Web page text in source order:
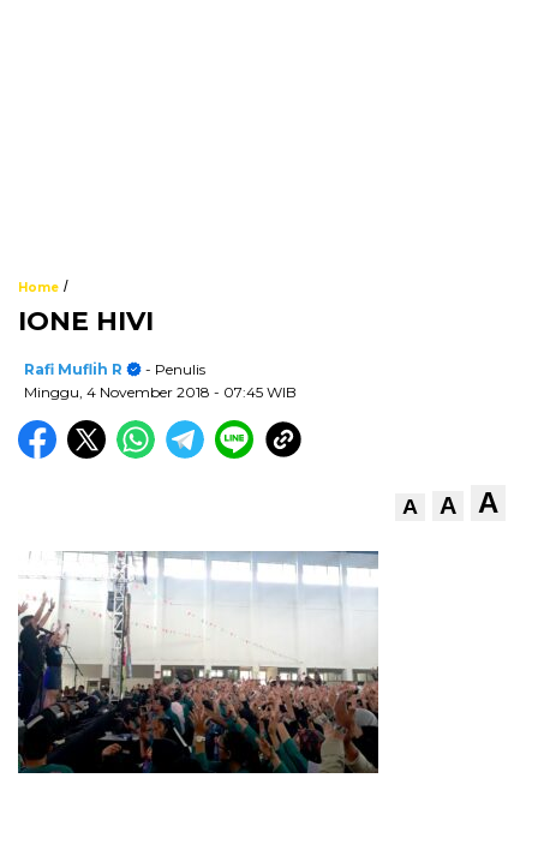
Home /
IONE HIVI
Rafi Muflih R
- Penulis
Minggu, 4 November 2018 - 07:45 WIB
A A A